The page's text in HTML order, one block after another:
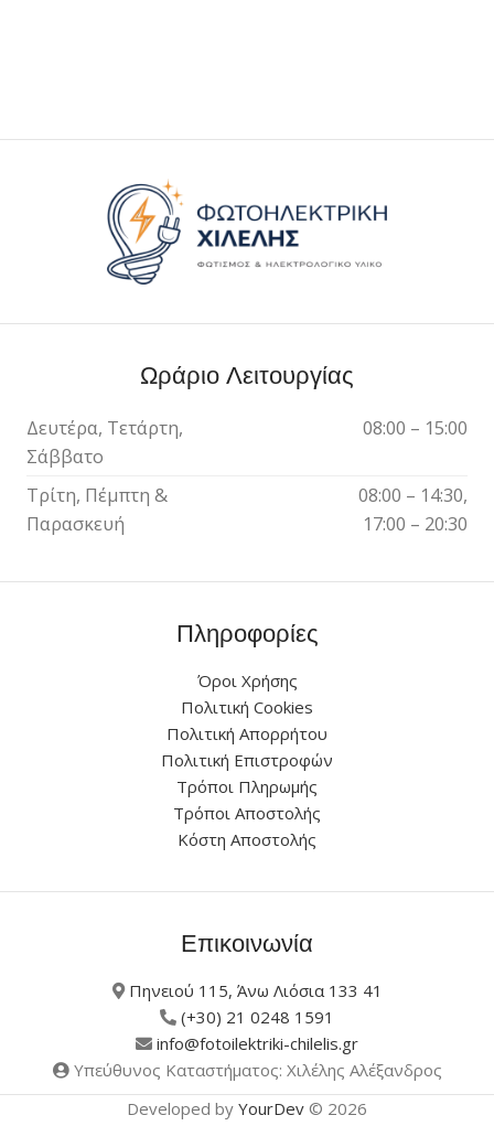
Ωράριο Λειτουργίας
Δευτέρα, Τετάρτη,
Σάββατο
08:00 – 15:00
Τρίτη, Πέμπτη &
Παρασκευή
08:00 – 14:30,
17:00 – 20:30
Πληροφορίες
Όροι Χρήσης
Πολιτική Cookies
Πολιτική Απορρήτου
Πολιτική Επιστροφών
Τρόποι Πληρωμής
Τρόποι Αποστολής
Κόστη Αποστολής
Επικοινωνία
Πηνειού 115, Άνω Λιόσια 133 41
(+30) 21 0248 1591
info@fotoilektriki-chilelis.gr
Υπεύθυνος Καταστήματος: Χιλέλης Αλέξανδρος
Developed by YourDev © 2026